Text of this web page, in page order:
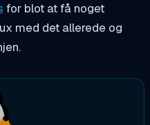
for blot at få noget
med det allerede og